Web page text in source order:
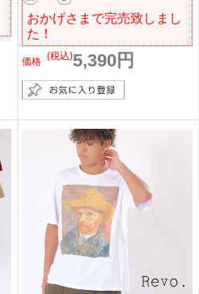
おかげさまで完売致しまし
た！
価格 5,390円
(税込)